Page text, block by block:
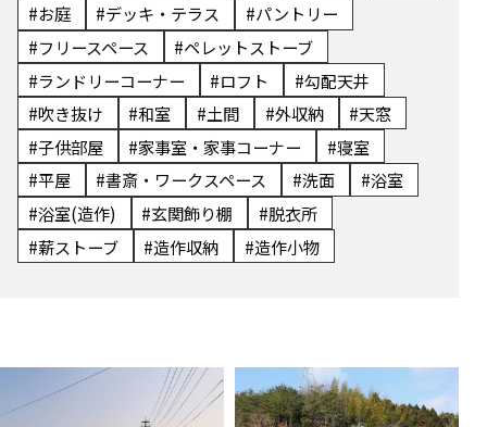
#お庭
#デッキ・テラス
#パントリー
#フリースペース
#ペレットストーブ
#ランドリーコーナー
#ロフト
#勾配天井
#吹き抜け
#和室 #土間 #外収納
#天窓
#子供部屋
#家事室・家事コーナー
#寝室
#平屋
#書斎・ワークスペース #洗面
#浴室
#浴室(造作)
#玄関飾り棚
#脱衣所
#薪ストーブ
#造作収納 #造作小物